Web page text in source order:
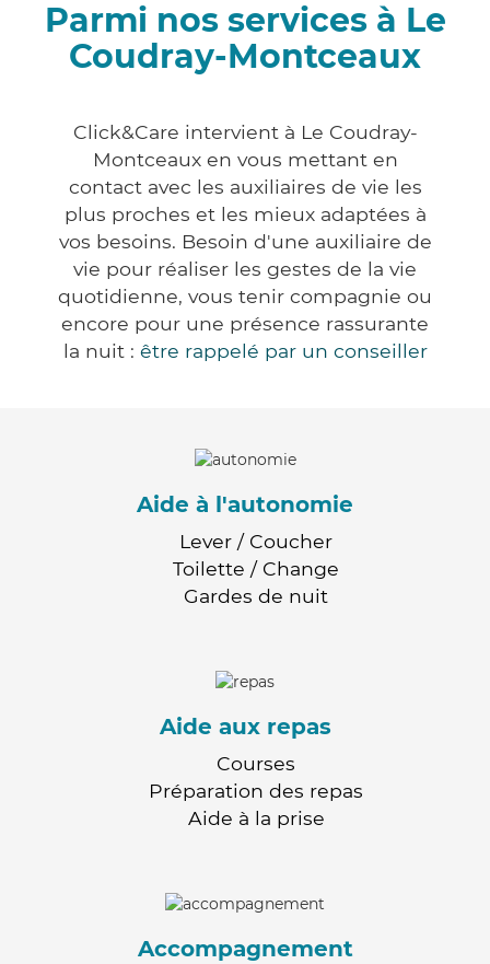
Parmi nos services à Le
Coudray-Montceaux
Click&Care intervient à Le Coudray-
Montceaux en vous mettant en
contact avec les auxiliaires de vie les
plus proches et les mieux adaptées à
vos besoins. Besoin d'une auxiliaire de
vie pour réaliser les gestes de la vie
quotidienne, vous tenir compagnie ou
encore pour une présence rassurante
la nuit : être rappelé par un conseiller
Aide à l'autonomie
Lever / Coucher
Toilette / Change
Gardes de nuit
Aide aux repas
Courses
Préparation des repas
Aide à la prise
Accompagnement